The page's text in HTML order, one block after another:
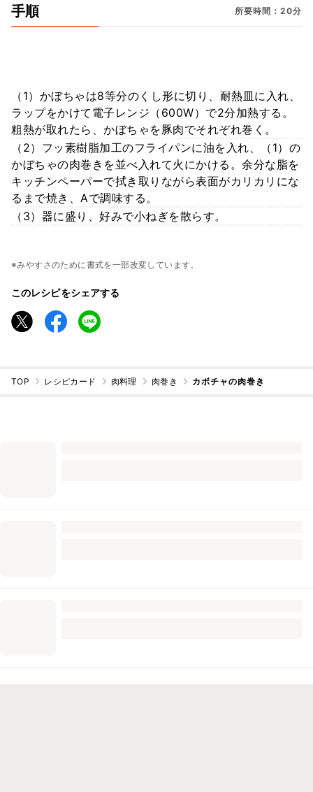
手順 所要時間：20分
（1）かぼちゃは8等分のくし形に切り、耐熱皿に入れ、
ラップをかけて電子レンジ（600W）で2分加熱する。
粗熱が取れたら、かぼちゃを豚肉でそれぞれ巻く。
（2）フッ素樹脂加工のフライパンに油を入れ、（1）の
かぼちゃの肉巻きを並べ入れて火にかける。余分な脂を
キッチンペーパーで拭き取りながら表面がカリカリにな
るまで焼き、Aで調味する。
（3）器に盛り、好みで小ねぎを散らす。
※みやすさのために書式を一部改変しています。
このレシピをシェアする
TOP レシピカード 肉料理 肉巻き カボチャの肉巻き